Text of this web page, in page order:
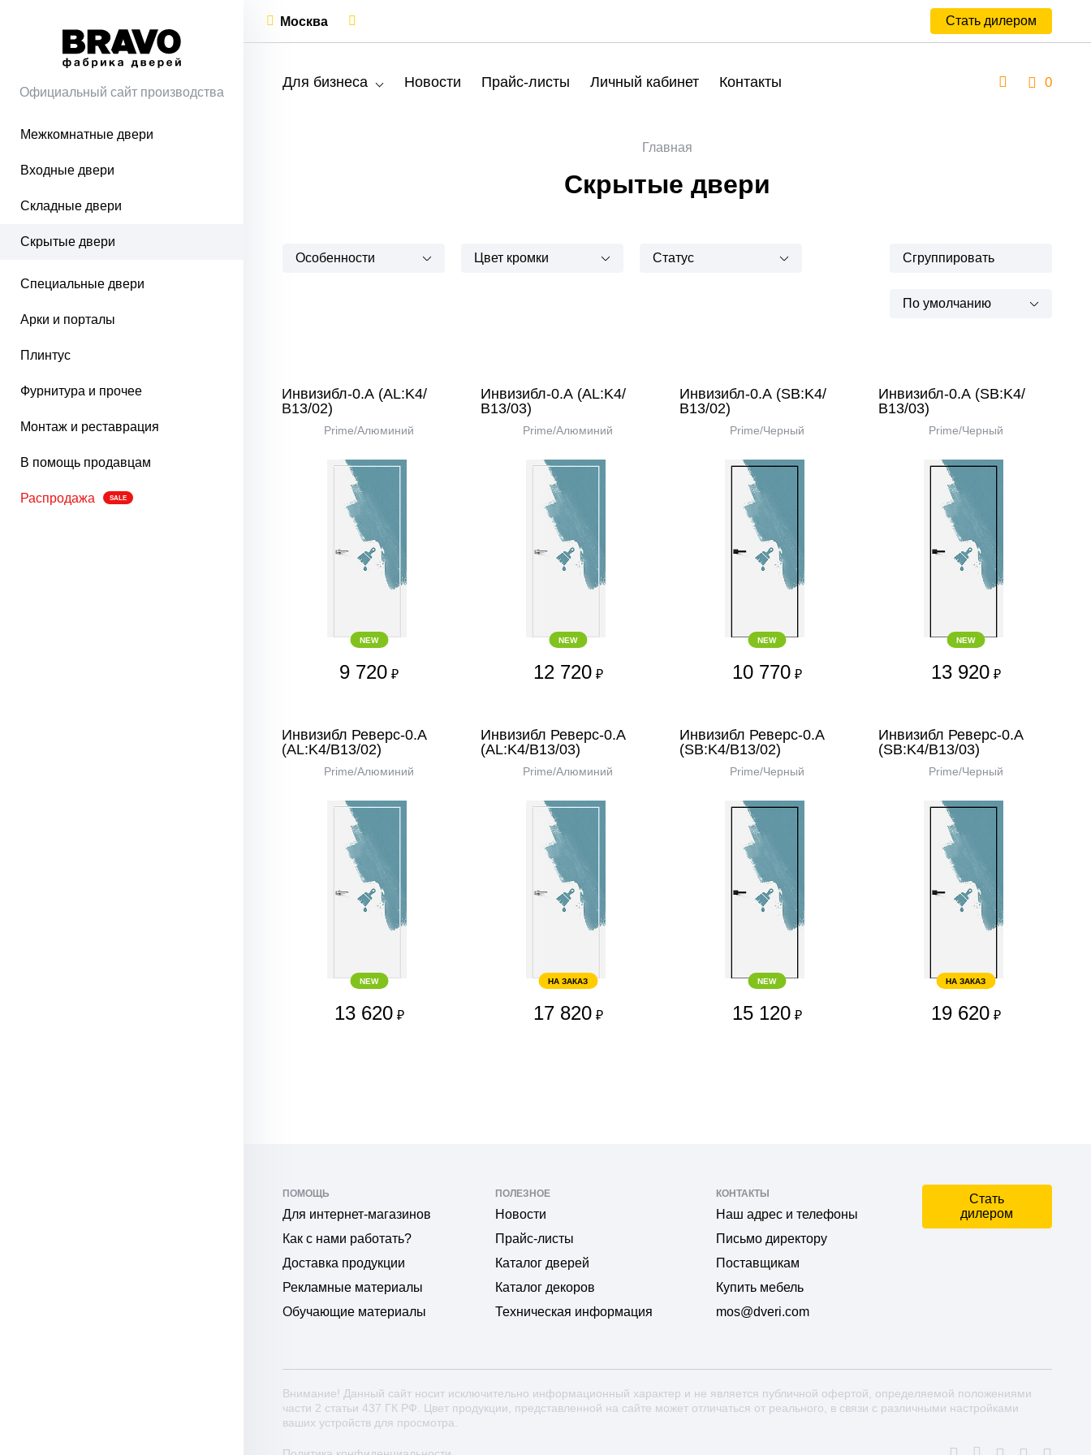
Официальный сайт производства
Межкомнатные двери
Входные двери
Складные двери
Скрытые двери
Специальные двери
Арки и порталы
Плинтус
Фурнитура и прочее
Монтаж и реставрация
В помощь продавцам
Распродажа SALE
Москва Стать дилером
Для бизнеса Новости Прайс-листы Личный кабинет Контакты 0
Главная
Скрытые двери
Особенности Цвет кромки Статус Сгруппировать
По умолчанию
Инвизибл-0.А (AL:K4/
В13/02)
Prime/Алюминий
NEW
9 720 ₽
Инвизибл-0.А (AL:K4/
В13/03)
Prime/Алюминий
NEW
12 720 ₽
Инвизибл-0.А (SB:K4/
В13/02)
Prime/Черный
NEW
10 770 ₽
Инвизибл-0.А (SB:K4/
В13/03)
Prime/Черный
NEW
13 920 ₽
Инвизибл Реверс-0.А
(AL:K4/В13/02)
Prime/Алюминий
NEW
13 620 ₽
Инвизибл Реверс-0.А
(AL:K4/В13/03)
Prime/Алюминий
НА ЗАКАЗ
17 820 ₽
Инвизибл Реверс-0.А
(SB:K4/В13/02)
Prime/Черный
NEW
15 120 ₽
Инвизибл Реверс-0.А
(SB:K4/В13/03)
Prime/Черный
НА ЗАКАЗ
19 620 ₽
ПОМОЩЬ
Для интернет-магазинов
Как с нами работать?
Доставка продукции
Рекламные материалы
Обучающие материалы
ПОЛЕЗНОЕ
Новости
Прайс-листы
Каталог дверей
Каталог декоров
Техническая информация
КОНТАКТЫ
Наш адрес и телефоны
Письмо директору
Поставщикам
Купить мебель
mos@dveri.com
Стать
дилером
Внимание! Данный сайт носит исключительно информационный характер и не является публичной офертой, определяемой положениями
части 2 статьи 437 ГК РФ. Цвет продукции, представленной на сайте может отличаться от реального, в связи с различными настройками
ваших устройств для просмотра.